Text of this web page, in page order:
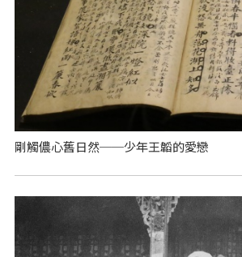
剛觸儂心舊日然──少年王韜的愛戀